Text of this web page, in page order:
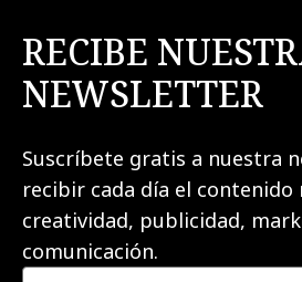
RECIBE
NEWSLETTER
Suscríbete gratis a nuestra
recibir cada día el contenido
creatividad, publicidad,
comunicación.